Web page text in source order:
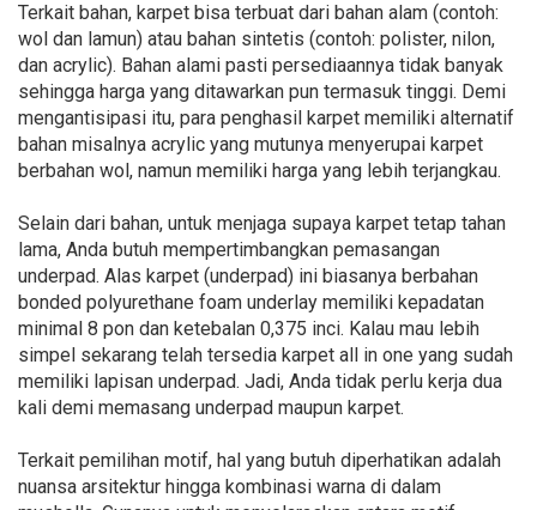
Terkait bahan, karpet bisa terbuat dari bahan alam (contoh:
wol dan lamun) atau bahan sintetis (contoh: polister, nilon,
dan acrylic). Bahan alami pasti persediaannya tidak banyak
sehingga harga yang ditawarkan pun termasuk tinggi. Demi
mengantisipasi itu, para penghasil karpet memiliki alternatif
bahan misalnya acrylic yang mutunya menyerupai karpet
berbahan wol, namun memiliki harga yang lebih terjangkau.
Selain dari bahan, untuk menjaga supaya karpet tetap tahan
lama, Anda butuh mempertimbangkan pemasangan
underpad. Alas karpet (underpad) ini biasanya berbahan
bonded polyurethane foam underlay memiliki kepadatan
minimal 8 pon dan ketebalan 0,375 inci. Kalau mau lebih
simpel sekarang telah tersedia karpet all in one yang sudah
memiliki lapisan underpad. Jadi, Anda tidak perlu kerja dua
kali demi memasang underpad maupun karpet.
Terkait pemilihan motif, hal yang butuh diperhatikan adalah
nuansa arsitektur hingga kombinasi warna di dalam